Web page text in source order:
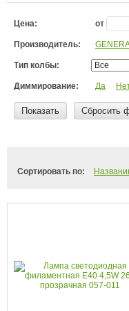
Цена: от
Производитель:
Тип колбы:
Диммирование: Да
Показать Сбросить
Сортировать по: